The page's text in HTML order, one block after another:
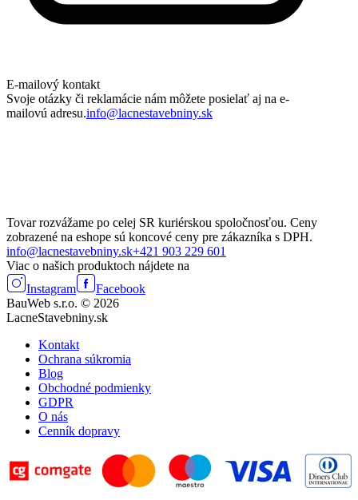
E-mailový kontakt
Svoje otázky či reklamácie nám môžete posielať aj na e-
mailovú adresu.info@lacnestavebniny.sk
Tovar rozvážame po celej SR kuriérskou spoločnosťou. Ceny
zobrazené na eshope sú koncové ceny pre zákazníka s DPH.
info@lacnestavebniny.sk+421 903 229 601
Viac o našich produktoch nájdete na
Instagram
Facebook
BauWeb s.r.o. © 2026
LacneStavebniny.sk
Kontakt
Ochrana súkromia
Blog
Obchodné podmienky
GDPR
O nás
Cenník dopravy